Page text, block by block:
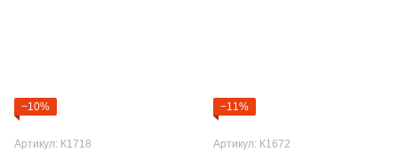
−10%
Артикул: К1718
−11%
Артикул: К1672